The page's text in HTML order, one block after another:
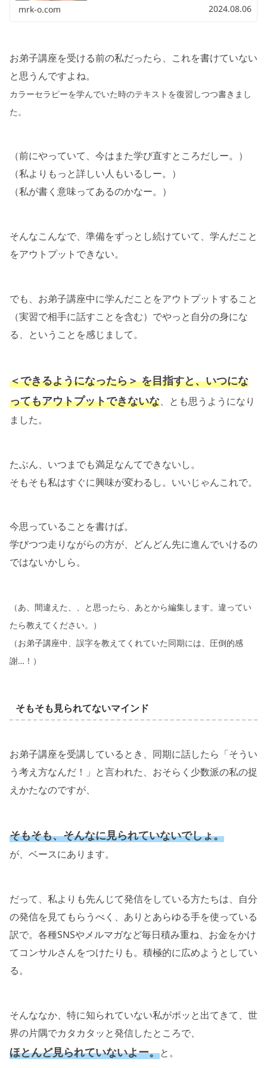
ュア（除光液で落ちるネイル）を使っています。素爪の時
mrk-o.com 2024.08.06
お弟子講座を受ける前の私だったら、これを書けていない
と思うんですよね。
カラーセラピーを学んでいた時のテキストを復習しつつ書きまし
た。
（前にやっていて、今はまた学び直すところだしー。）
（私よりもっと詳しい人もいるしー。）
（私が書く意味ってあるのかなー。）
そんなこんなで、準備をずっとし続けていて、学んだこと
をアウトプットできない。
でも、お弟子講座中に学んだことをアウトプットすること
（実習で相手に話すことを含む）でやっと自分の身にな
る、ということを感じまして。
＜できるようになったら＞ を目指すと、いつにな
ってもアウトプットできないな、とも思うようになり
ました。
たぶん、いつまでも満足なんてできないし。
そもそも私はすぐに興味が変わるし。いいじゃんこれで。
今思っていることを書けば。
学びつつ走りながらの方が、どんどん先に進んでいけるの
ではないかしら。
（あ、間違えた、、と思ったら、あとから編集します。違ってい
たら教えてください。）
（お弟子講座中、誤字を教えてくれていた同期には、圧倒的感
謝…！）
そもそも見られてないマインド
お弟子講座を受講しているとき、同期に話したら「そうい
う考え方なんだ！」と言われた、おそらく少数派の私の捉
えかたなのですが、
そもそも、そんなに見られていないでしょ。
が、ベースにあります。
だって、私よりも先んじて発信をしている方たちは、自分
の発信を見てもらうべく、ありとあらゆる手を使っている
訳で。各種SNSやメルマガなど毎日積み重ね、お金をかけ
てコンサルさんをつけたりも。積極的に広めようとしてい
る。
そんななか、特に知られていない私がポッと出てきて、世
界の片隅でカタカタッと発信したところで、
ほとんど見られていないよー。と。